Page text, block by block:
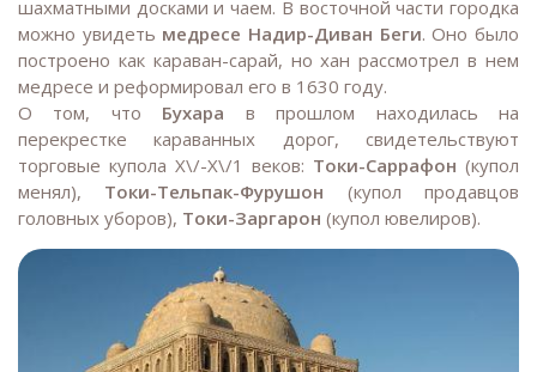
шахматными досками и чаем. В восточной части городка
можно увидеть медресе Надир-Диван Беги. Оно было
построено как караван-сарай, но хан рассмотрел в нем
медресе и реформировал его в 1630 году.
О том, что Бухара в прошлом находилась на
перекрестке караванных дорог, свидетельствуют
торговые купола Х\/-Х\/1 веков: Токи-Саррафон (купол
менял), Токи-Тельпак-Фурушон (купол продавцов
головных уборов), Токи-Заргарон (купол ювелиров).